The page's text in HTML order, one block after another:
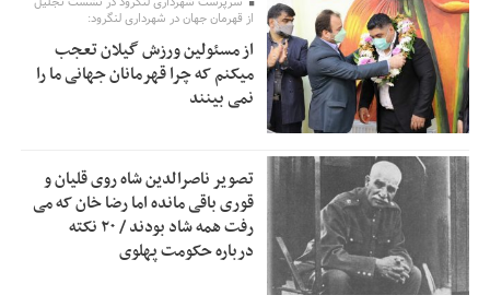
اولویت‌های گیلان پرداخت شود
2:53
زمان جلسه سرنوشت‌ساز هیات رئیسه فدراسیون فوتبال با حضور
قلعه‌نویی مشخص شد
2:50
دفتر رهبر انقلاب: مطالب خارج از مراجع رسمی فاقد سندیت
2:46
بقائی: فضای مذاکرات فنی و سیاسی ایران و عمان درباره تنگه
هرمز، مثبت است
رئیس سازمان جهاد کشاورزی استان: کشاورزان گیلان نسبت به
دریافت یارانه کود اقدام کنند
از قهرمان جهان در شهرداری لنگرود:
از مسئولین ورزش گیلان تعجب
میکنم که چرا قهرمانان جهانی ما را
نمی بینند
تصویر ناصرالدین شاه روی قلیان و
قوری باقی مانده اما رضا خان که می
رفت همه شاد بودند / ۲۰ نکته
درباره حکومت پهلوی